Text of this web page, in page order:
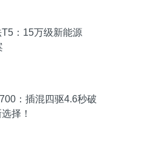
：15万级新能源
：插混四驱4.6秒破
择！